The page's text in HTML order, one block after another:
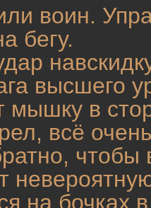
воин.
бегу.
высшего
мышку в
всё
чтобы
на бочках